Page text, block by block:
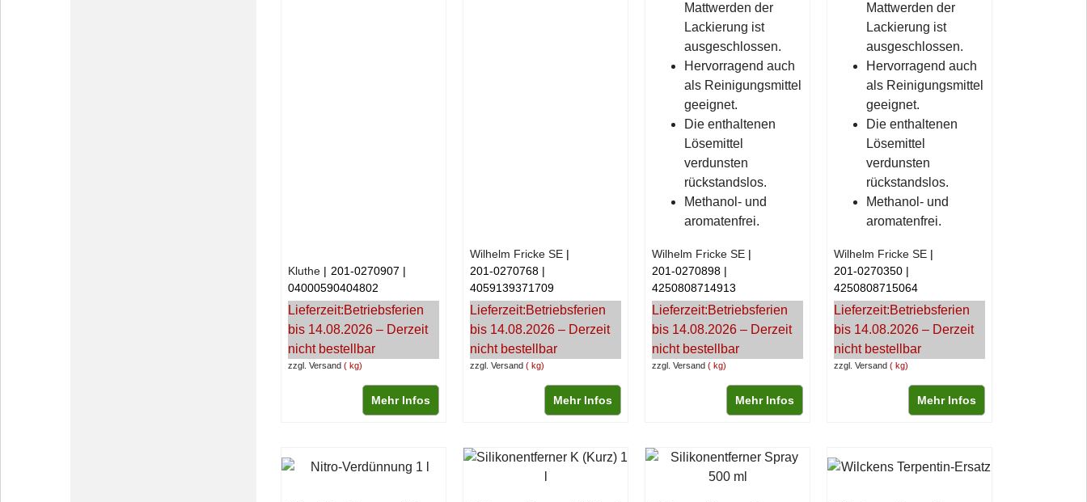
zzgl. Versand kg
Kluthe
201-0270907
04000590404802
Lieferzeit:Betriebsferien
bis 14.08.2026 – Derzeit
nicht bestellbar
Mehr Infos
zzgl. Versand kg
Wilhelm Fricke SE
201-0270768
4059139371709
Lieferzeit:Betriebsferien
bis 14.08.2026 – Derzeit
nicht bestellbar
Mehr Infos
Mattwerden der
Lackierung ist
ausgeschlossen.
Hervorragend auch
als Reinigungsmittel
geeignet.
Die enthaltenen
Lösemittel
verdunsten
rückstandslos.
Methanol- und
aromatenfrei.
zzgl. Versand kg
Wilhelm Fricke SE
201-0270898
4250808714913
Lieferzeit:Betriebsferien
bis 14.08.2026 – Derzeit
nicht bestellbar
Mehr Infos
Mattwerden der
Lackierung ist
ausgeschlossen.
Hervorragend auch
als Reinigungsmittel
geeignet.
Die enthaltenen
Lösemittel
verdunsten
rückstandslos.
Methanol- und
aromatenfrei.
zzgl. Versand kg
Wilhelm Fricke SE
201-0270350
4250808715064
Lieferzeit:Betriebsferien
bis 14.08.2026 – Derzeit
nicht bestellbar
Mehr Infos